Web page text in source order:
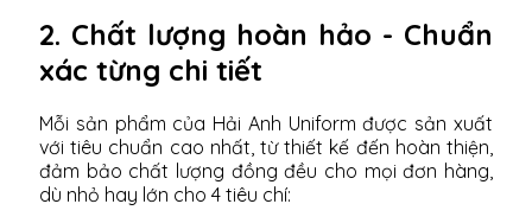
2. Chất lượng hoàn hảo - Chuẩn
xác từng chi tiết
Mỗi sản phẩm của Hải Anh Uniform được sản xuất
với tiêu chuẩn cao nhất, từ thiết kế đến hoàn thiện,
đảm bảo chất lượng đồng đều cho mọi đơn hàng,
dù nhỏ hay lớn cho 4 tiêu chí: